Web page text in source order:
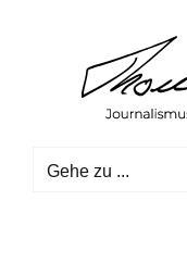
springen
Gehe zu ...